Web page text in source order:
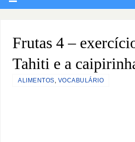
Frutas 4 –
Tahiti e a
ALIMENTOS VOCABULÁRIO